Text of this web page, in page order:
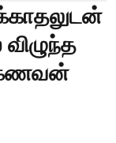
கணவன்